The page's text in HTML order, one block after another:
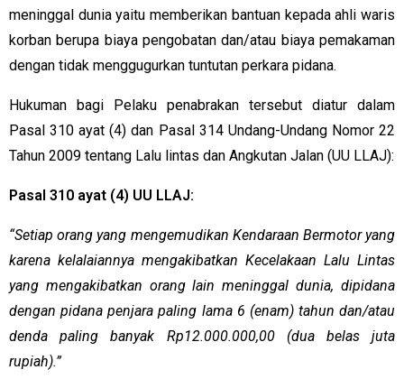
meninggal dunia yaitu memberikan bantuan kepada ahli waris
korban berupa biaya pengobatan dan/atau biaya pemakaman
dengan tidak menggugurkan tuntutan perkara pidana.
Hukuman bagi Pelaku penabrakan tersebut diatur dalam
Pasal 310 ayat (4) dan Pasal 314 Undang-Undang Nomor 22
Tahun 2009 tentang Lalu lintas dan Angkutan Jalan (UU LLAJ):
Pasal 310 ayat (4) UU LLAJ:
“Setiap orang yang mengemudikan Kendaraan Bermotor yang
karena kelalaiannya mengakibatkan Kecelakaan Lalu Lintas
yang mengakibatkan orang lain meninggal dunia, dipidana
dengan pidana penjara paling lama 6 (enam) tahun dan/atau
denda paling banyak Rp12.000.000,00 (dua belas juta
rupiah).”